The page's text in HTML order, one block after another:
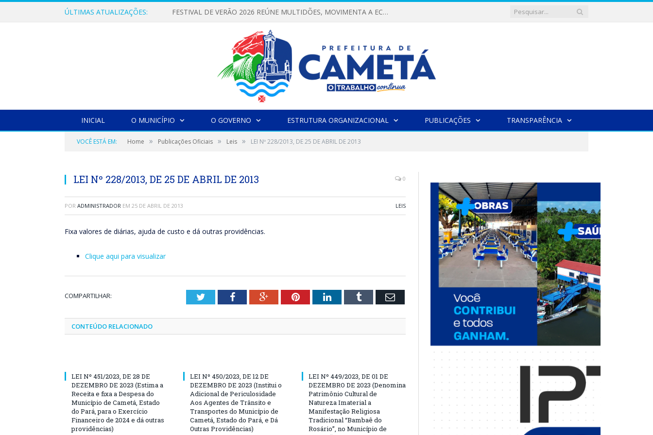
ÚLTIMAS ATUALIZAÇÕES: FESTIVAL DE VERÃO 2026 REÚNE MULTIDÕES, MOVIMENTA A ECONOMIA E FORTALECE A CULTURA LOCAL
INICIAL O MUNICÍPIO O GOVERNO ESTRUTURA ORGANIZACIONAL PUBLICAÇÕES TRANSPARÊNCIA
VOCÊ ESTÁ EM: Home » Publicações Oficiais » Leis » LEI Nº 228/2013, DE 25 DE ABRIL DE 2013
LEI Nº 228/2013, DE 25 DE ABRIL DE 2013 0
POR ADMINISTRADOR EM 25 DE ABRIL DE 2013 LEIS
Fixa valores de diárias, ajuda de custo e dá outras providências.
Clique aqui para visualizar
COMPARTILHAR: TwitterFacebookGoogle+PinterestLinkedInTumblr Email
CONTEÚDO RELACIONADO
LEI Nº 451/2023, DE 28 DE
DEZEMBRO DE 2023 (Estima a
Receita e fixa a Despesa do
Município de Cametá, Estado
do Pará, para o Exercício
Financeiro de 2024 e dá outras
providências)
LEI Nº 450/2023, DE 12 DE
DEZEMBRO DE 2023 (Institui o
Adicional de Periculosidade
Aos Agentes de Trânsito e
Transportes do Município de
Cametá, Estado do Pará, e Dá
Outras Providências)
LEI Nº 449/2023, DE 01 DE
DEZEMBRO DE 2023 (Denomina
Patrimônio Cultural de
Natureza Imaterial a
Manifestação Religiosa
Tradicional “Bambaê do
Rosário”, no Município de